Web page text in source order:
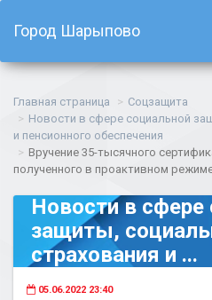
Город Шарыпово
Главная страница
Соцзащита
Новости в сфере социальной
и пенсионного обеспечения
Вручение 35-тысячного
полученного в проактивном
Новости в сфере
защиты,
страхования и ...
05.06.2022 23:40